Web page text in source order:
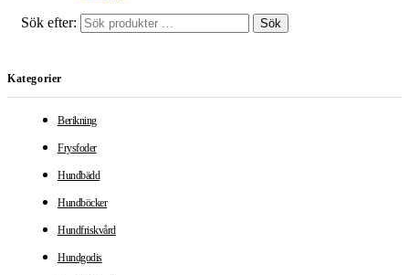
Sök efter: Sök
Kategorier
Berikning
Frysfoder
Hundbädd
Hundböcker
Hundfriskvård
Hundgodis